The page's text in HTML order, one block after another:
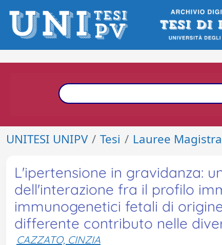
UNITESI UNIPV Tesi Lauree
L'ipertensione in gravidanza:
dell'interazione fra il profilo
immunogenetici fetali di
differente contributo nelle
CAZZATO, CINZIA